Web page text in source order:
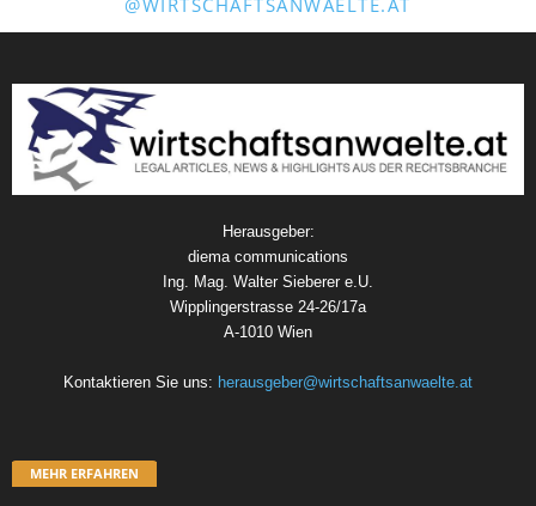
@WIRTSCHAFTSANWAELTE.AT
Herausgeber:
diema communications
Ing. Mag. Walter Sieberer e.U.
Wipplingerstrasse 24-26/17a
A-1010 Wien
Kontaktieren Sie uns: herausgeber@wirtschaftsanwaelte.at
MEHR ERFAHREN